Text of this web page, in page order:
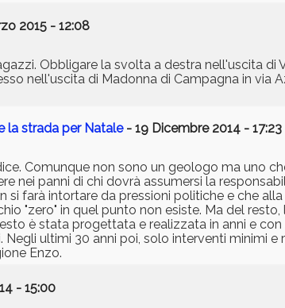
2015 - 12:08
Obbligare la svolta a destra nell'uscita di
nell'uscita di Madonna di Campagna in via
la strada per Natale- 19 Dicembre 2014 - 17:23
Comunque non sono un geologo ma uno
nei panni di chi dovrà assumersi la
farà intortare da pressioni politiche e che
"zero" in quel punto non esiste. Ma del resto,
è stata progettata e realizzata in anni e
ultimi 30 anni poi, solo interventi minimi
Enzo.
- 15:00